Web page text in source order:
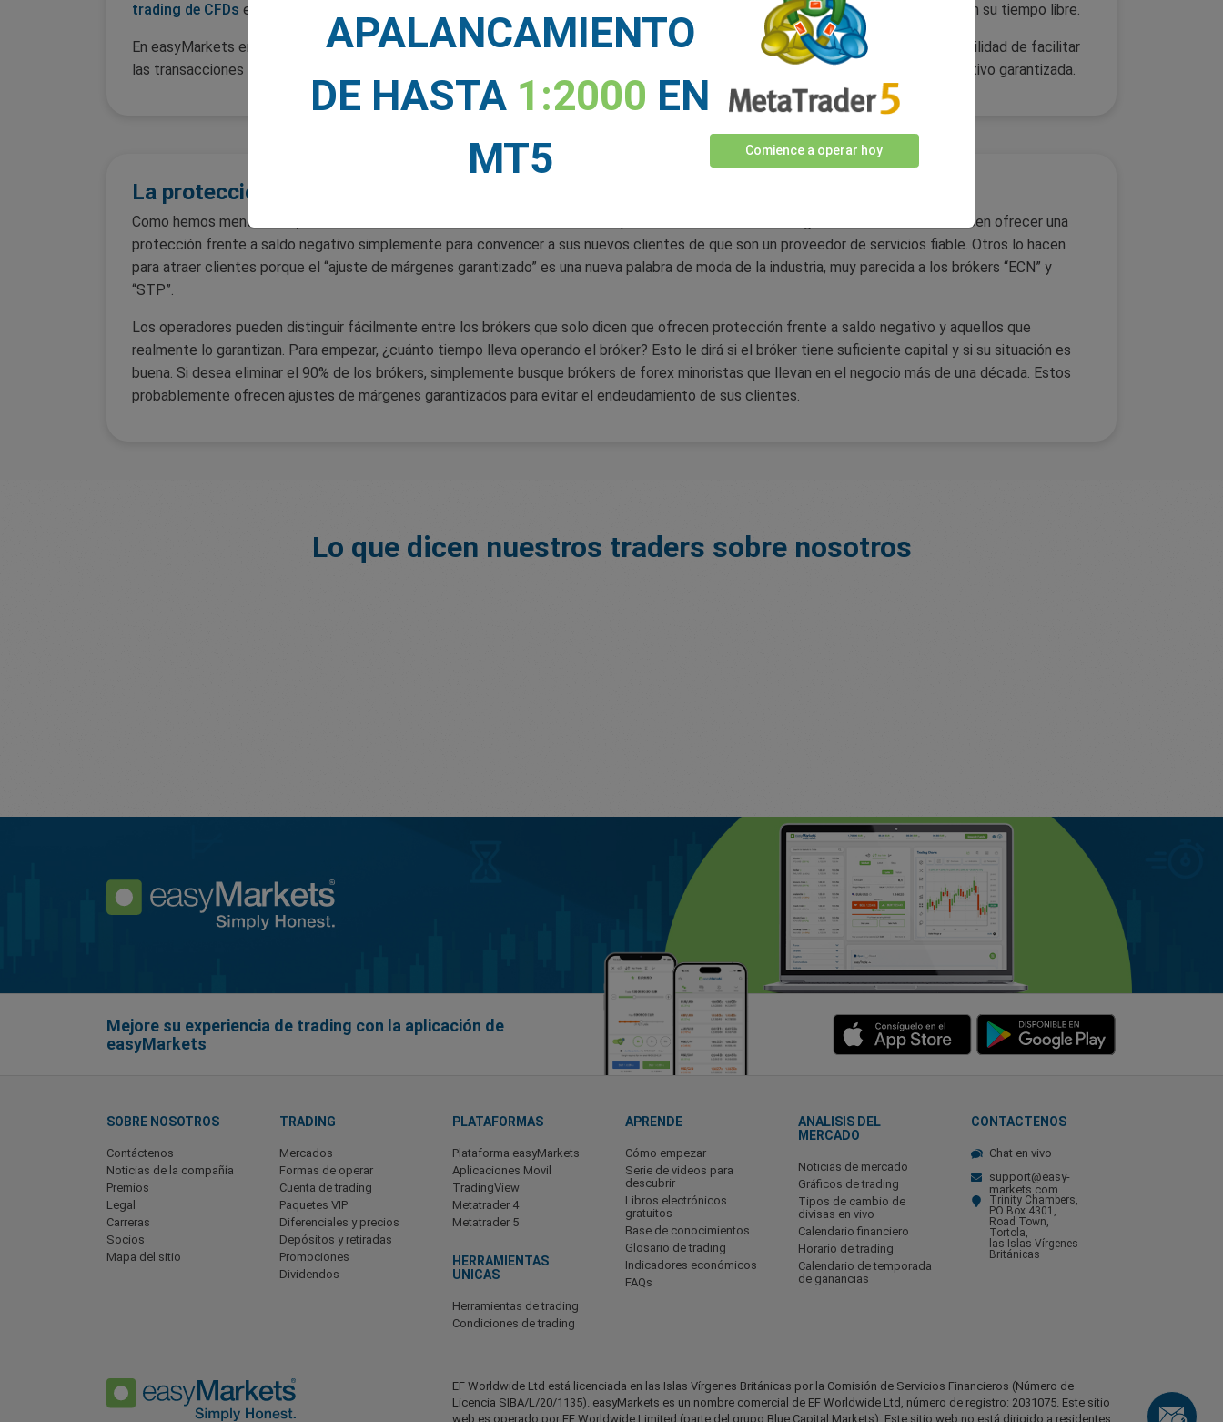
trading de CFDs es que atrae a personas de todos los ámbitos, incluyendo los operadores “sociales” y otras personas que operan en su tiempo libre.
En easyMarkets entendemos que la responsabilidad de investigar y seleccionar operaciones recae en el operador, pero la responsabilidad de facilitar
las transacciones en una variedad de condiciones de mercado es del bróker. Por eso ofrecemos una protección frente a saldo negativo garantizada.
La protección frente a saldo negativo dice mucho sobre un bróker
Como hemos mencionado, no todos los brókers de forex minoristas ofrecen protección frente a saldo negativo. Muchos brókers dicen ofrecer una
protección frente a saldo negativo simplemente para convencer a sus nuevos clientes de que son un proveedor de servicios fiable. Otros lo hacen
para atraer clientes porque el “ajuste de márgenes garantizado” es una nueva palabra de moda de la industria, muy parecida a los brókers “ECN” y
“STP”.
Los operadores pueden distinguir fácilmente entre los brókers que solo dicen que ofrecen protección frente a saldo negativo y aquellos que
realmente lo garantizan. Para empezar, ¿cuánto tiempo lleva operando el bróker? Esto le dirá si el bróker tiene suficiente capital y si su situación es
buena. Si desea eliminar el 90% de los brókers, simplemente busque brókers de forex minoristas que llevan en el negocio más de una década. Estos
probablemente ofrecen ajustes de márgenes garantizados para evitar el endeudamiento de sus clientes.
Lo que dicen nuestros traders sobre nosotros
Mejore su experiencia de trading con la aplicación de
easyMarkets
SOBRE NOSOTROS
Contáctenos
Noticias de la compañía
Premios
Legal
Carreras
Socios
Mapa del sitio
TRADING
Mercados
Formas de operar
Cuenta de trading
Paquetes VIP
Diferenciales y precios
Depósitos y retiradas
Promociones
Dividendos
PLATAFORMAS
Plataforma easyMarkets
Aplicaciones Movil
TradingView
Metatrader 4
Metatrader 5
HERRAMIENTAS
UNICAS
Herramientas de trading
Condiciones de trading
APRENDE
Cómo empezar
Serie de videos para
descubrir
Libros electrónicos
gratuitos
Base de conocimientos
Glosario de trading
Indicadores económicos
FAQs
ANALISIS DEL
MERCADO
Noticias de mercado
Gráficos de trading
Tipos de cambio de
divisas en vivo
Calendario financiero
Horario de trading
Calendario de temporada
de ganancias
CONTACTENOS
Chat en vivo
support@easy-
markets.com
Trinity Chambers,
PO Box 4301,
Road Town,
Tortola,
las Islas Vírgenes
Británicas
EF Worldwide Ltd está licenciada en las Islas Vírgenes Británicas por la Comisión de Servicios Financieros (Número de
Licencia SIBA/L/20/1135). easyMarkets es un nombre comercial de EF Worldwide Ltd, número de registro: 2031075. Este sitio
web es operado por EF Worldwide Limited (parte del grupo Blue Capital Markets). Este sitio web no está dirigido a residentes
APALANCAMIENTO
DE HASTA 1:2000 EN
MT5
Comience a operar hoy